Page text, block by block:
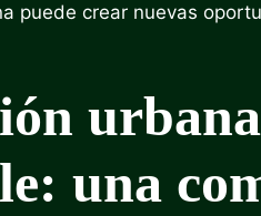
puede crear nuevas
una